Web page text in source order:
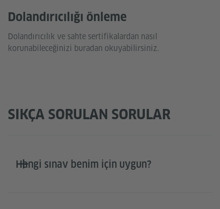
Dolandırıcılığı önleme
Dolandırıcılık ve sahte sertifikalardan nasıl
korunabileceğinizi buradan okuyabilirsiniz.
SIKÇA SORULAN SORULAR
Hangi sınav benim için uygun?